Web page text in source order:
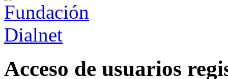
Acceso de usuarios